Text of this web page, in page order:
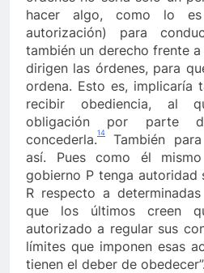
hacer algo, como lo
autorización) para
también un derecho frente
dirigen las órdenes, para
ordena. Esto es, implicaría
recibir obediencia, al
obligación por parte
concederla.14
También
así. Pues como él
gobierno P tenga autoridad
R respecto a
que los últimos creen
autorizado a regular sus
límites que imponen esas
tienen el deber de obedecer”.